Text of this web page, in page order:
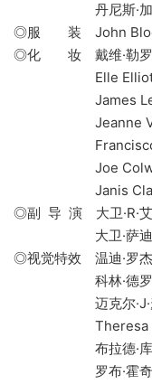
丹尼斯·加斯纳
◎服 装 John
◎化 妆 戴维·勒罗伊
Elle Elliott
James Lee
Jeanne Van
Francisco X.
Joe Colwell
Janis Clark
◎副 导 演 大卫·R·
大卫·萨迪 /
◎视觉特效 温迪·罗
科林·德罗布尼
迈克尔·J·麦卡
Theresa Ellis
布拉德·库恩 /
罗布·霍奇森 /